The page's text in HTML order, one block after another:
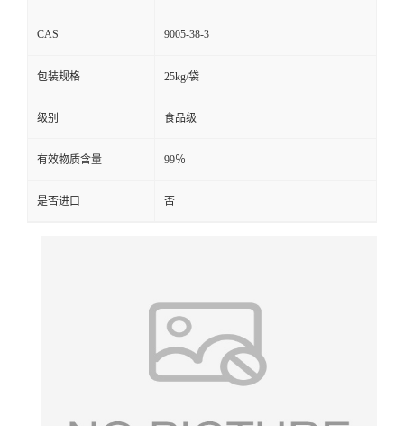
CAS 9005-38-3
包装规格 25kg/袋
级别 食品级
有效物质含量 99％
是否进口 否